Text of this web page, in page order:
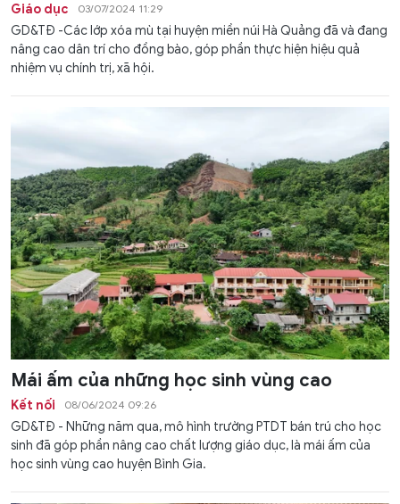
Giáo dục 03/07/2024 11:29
GD&TĐ -Các lớp xóa mù tại huyện miền núi Hà Quảng đã và đang
nâng cao dân trí cho đồng bào, góp phần thực hiện hiệu quả
nhiệm vụ chính trị, xã hội.
Mái ấm của những học sinh vùng cao
Kết nối 08/06/2024 09:26
GD&TĐ - Những năm qua, mô hình trường PTDT bán trú cho học
sinh đã góp phần nâng cao chất lượng giáo dục, là mái ấm của
học sinh vùng cao huyện Bình Gia.